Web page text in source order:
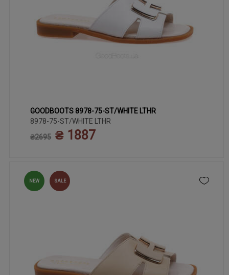
36 37 38 39 40 41
GOODBOOTS 8978-75-ST/WHITE LTHR
8978-75-ST/WHITE LTHR
₴2695 ₴ 1887
NEW SALE